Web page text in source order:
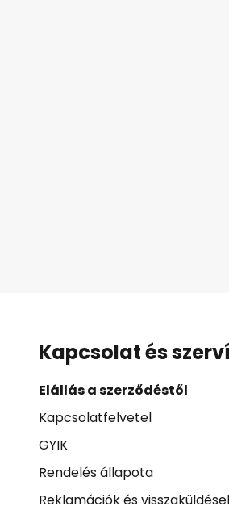
Kapcsolat és
Elállás a szerződéstől
Kapcsolatfelvetel
GYIK
Rendelés állapota
Reklamációk és